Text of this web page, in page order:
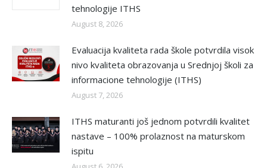
tehnologije ITHS
August 8, 2026
Evaluacija kvaliteta rada škole potvrdila visok
nivo kvaliteta obrazovanja u Srednjoj školi za
informacione tehnologije (ITHS)
August 7, 2026
ITHS maturanti još jednom potvrdili kvalitet
nastave – 100% prolaznost na maturskom
ispitu